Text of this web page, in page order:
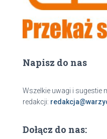
Napisz do nas
Wszelkie uwagi i sugestie
redakcji:
Dołącz do nas: